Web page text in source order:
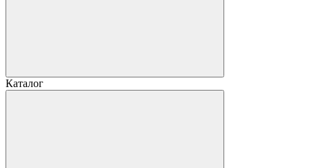
Каталог